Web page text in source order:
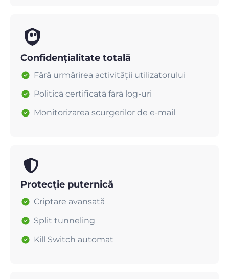
Confidențialitate totală
Fără urmărirea activității utilizatorului
Politică certificată fără log-uri
Monitorizarea scurgerilor de e-mail
Protecție puternică
Criptare avansată
Split tunneling
Kill Switch automat